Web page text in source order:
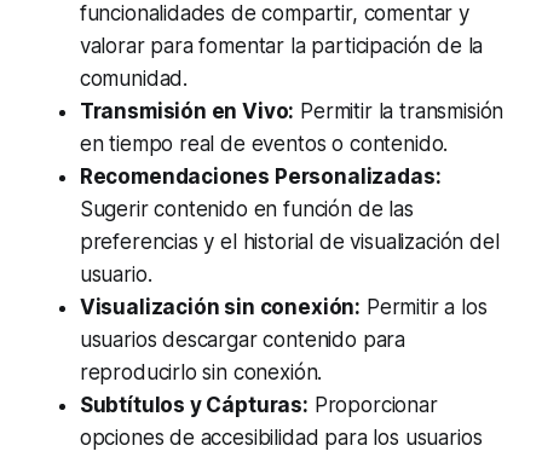
funcionalidades de compartir, comentar y
valorar para fomentar la participación de la
comunidad.
Transmisión en Vivo: Permitir la transmisión
en tiempo real de eventos o contenido.
Recomendaciones Personalizadas:
Sugerir contenido en función de las
preferencias y el historial de visualización del
usuario.
Visualización sin conexión: Permitir a los
usuarios descargar contenido para
reproducirlo sin conexión.
Subtítulos y Cápturas: Proporcionar
opciones de accesibilidad para los usuarios